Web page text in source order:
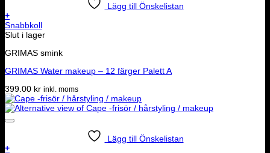
Lägg till Önskelistan
+
Snabbkoll
Slut i lager
GRIMAS smink
GRIMAS Water makeup – 12 färger Palett A
399.00 kr inkl. moms
Lägg till Önskelistan
+